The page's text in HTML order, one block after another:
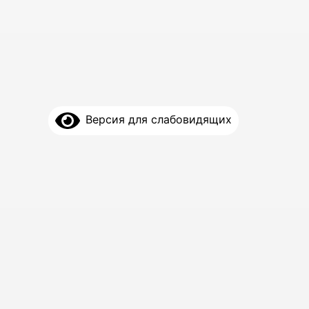
Версия для слабовидящих